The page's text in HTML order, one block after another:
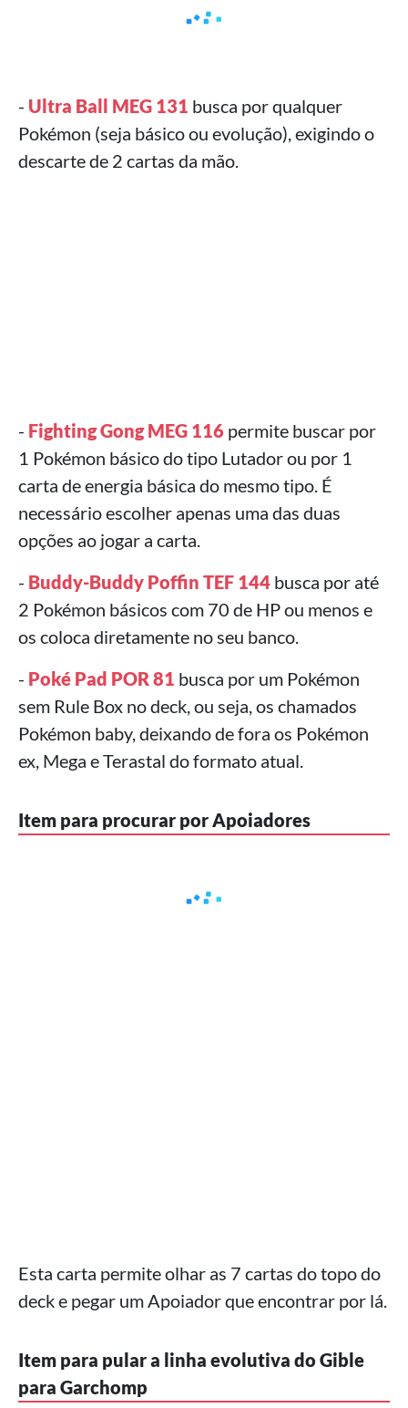
- Ultra Ball MEG 131 busca por qualquer
Pokémon (seja básico ou evolução), exigindo o
descarte de 2 cartas da mão.
- Fighting Gong MEG 116 permite buscar por
1 Pokémon básico do tipo Lutador ou por 1
carta de energia básica do mesmo tipo. É
necessário escolher apenas uma das duas
opções ao jogar a carta.
- Buddy-Buddy Poffin TEF 144 busca por até
2 Pokémon básicos com 70 de HP ou menos e
os coloca diretamente no seu banco.
- Poké Pad POR 81 busca por um Pokémon
sem Rule Box no deck, ou seja, os chamados
Pokémon baby, deixando de fora os Pokémon
ex, Mega e Terastal do formato atual.
Item para procurar por Apoiadores
Esta carta permite olhar as 7 cartas do topo do
deck e pegar um Apoiador que encontrar por lá.
Item para pular a linha evolutiva do Gible
para Garchomp